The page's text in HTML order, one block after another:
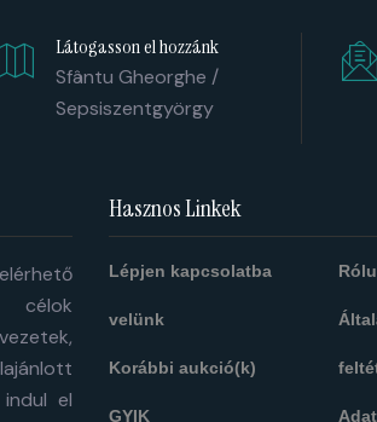
Látogasson el hozzánk
Sfântu Gheorghe /
Sepsiszentgyörgy
célok
el
Hasznos Linkek
Lépjen kapcsolatba
velünk
Korábbi aukció(k)
GYIK